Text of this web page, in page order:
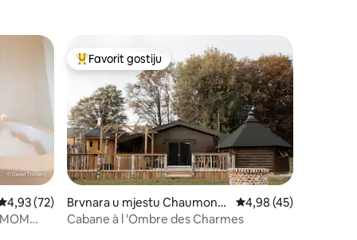
ocjena: 4,93 od 5, recenzija: 72
4,93 (72)
Glavni favorit gostiju
Favorit gostiju
Brvnara u mjestu Chaumont-
Porcien
Prosječna ocjena:
4,98 (45)
Cabane à l 'Ombre des Charmes